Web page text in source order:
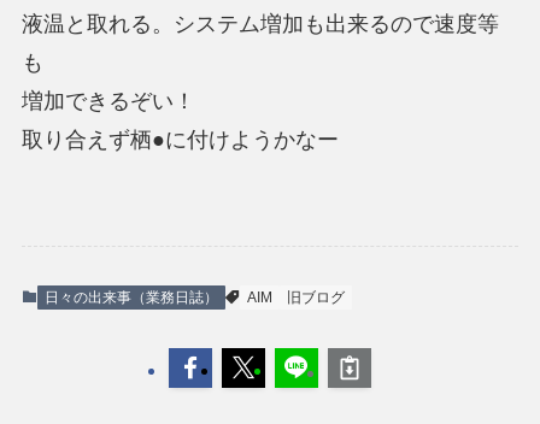
液温と取れる。システム増加も出来るので速度等
も
増加できるぞい！
取り合えず栖●に付けようかなー
日々の出来事（業務日誌） AIM 旧ブログ